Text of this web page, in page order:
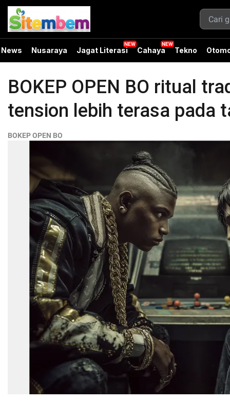
News Nusaraya Jagat Literasi Cahaya Tekno
BOKEP OPEN BO ritual
tension lebih terasa pada
BOKEP OPEN BO